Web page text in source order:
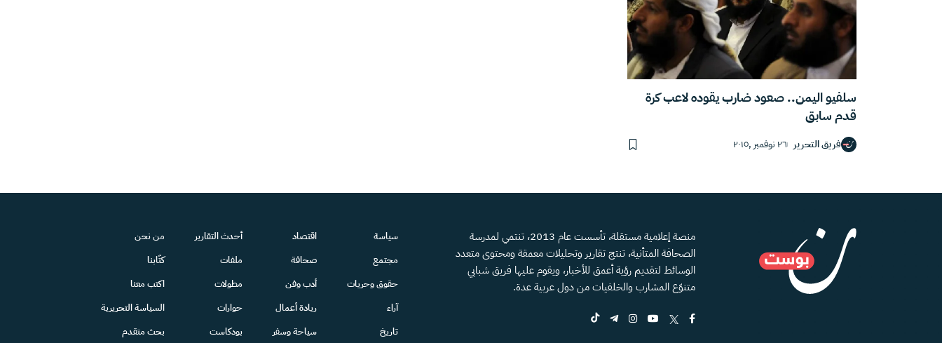
سلفيو اليمن.. صعود ضارب يقوده لاعب كرة
قدم سابق
فريق التحرير ٢٦ نوفمبر ,٢٠١٥
منصة إعلامية مستقلة، تأسست عام 2013، تنتمي لمدرسة
الصحافة المتأنية، تنتج تقارير وتحليلات معمقة ومحتوى متعدد
الوسائط لتقديم رؤية أعمق للأخبار، ويقوم عليها فريق شبابي
متنوّع المشارب والخلفيات من دول عربية عدة.
سياسة
مجتمع
حقوق وحريات
آراء
تاريخ
اقتصاد
صحافة
أدب وفن
ريادة أعمال
سياحة وسفر
أحدث التقارير
ملفات
مطولات
حوارات
بودكاست
من نحن
كتّابنا
اكتب معنا
السياسة التحريرية
بحث متقدم